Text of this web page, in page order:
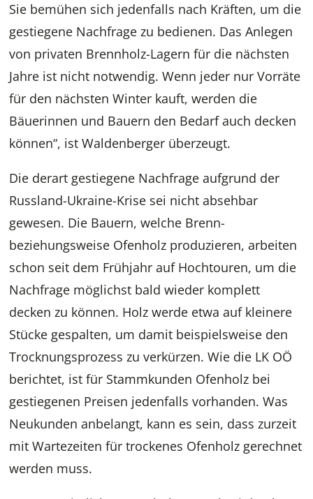
Sie bemühen sich jedenfalls nach Kräften, um die
gestiegene Nachfrage zu bedienen. Das Anlegen
von privaten Brennholz-Lagern für die nächsten
Jahre ist nicht notwendig. Wenn jeder nur Vorräte
für den nächsten Winter kauft, werden die
Bäuerinnen und Bauern den Bedarf auch decken
können“, ist Waldenberger überzeugt.
Die derart gestiegene Nachfrage aufgrund der
Russland-Ukraine-Krise sei nicht absehbar
gewesen. Die Bauern, welche Brenn-
beziehungsweise Ofenholz produzieren, arbeiten
schon seit dem Frühjahr auf Hochtouren, um die
Nachfrage möglichst bald wieder komplett
decken zu können. Holz werde etwa auf kleinere
Stücke gespalten, um damit beispielsweise den
Trocknungsprozess zu verkürzen. Wie die LK OÖ
berichtet, ist für Stammkunden Ofenholz bei
gestiegenen Preisen jedenfalls vorhanden. Was
Neukunden anbelangt, kann es sein, dass zurzeit
mit Wartezeiten für trockenes Ofenholz gerechnet
werden muss.